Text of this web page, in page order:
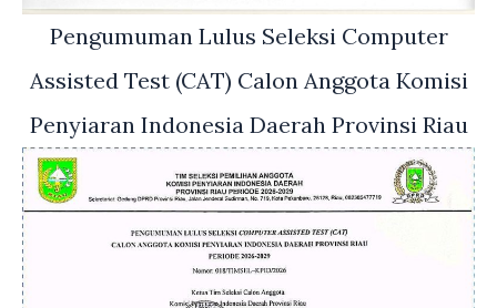
Pengumuman Lulus Seleksi Computer
Assisted Test (CAT) Calon Anggota Komisi
Penyiaran Indonesia Daerah Provinsi Riau